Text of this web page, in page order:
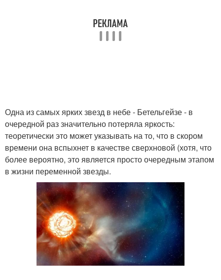
Одна из самых ярких звезд в небе - Бетельгейзе - в
очередной раз значительно потеряла яркость:
теоретически это может указывать на то, что в скором
времени она вспыхнет в качестве сверхновой (хотя, что
более вероятно, это является просто очередным этапом
в жизни переменной звезды.